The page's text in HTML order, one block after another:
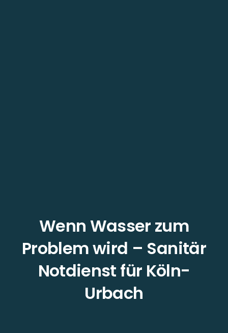
Wenn Wasser zum
Problem wird – Sanitär
Notdienst für Köln-
Urbach